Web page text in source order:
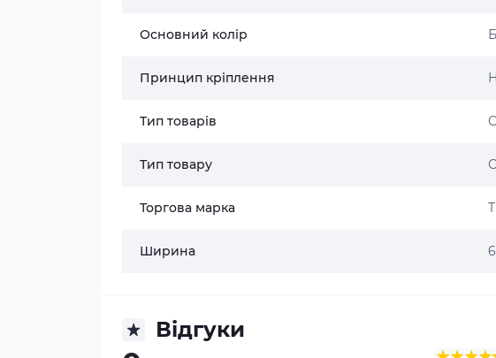
Основний колір
Принцип кріплення
Тип товарів
Тип товару
Торгова марка
Ширина
Відгуки